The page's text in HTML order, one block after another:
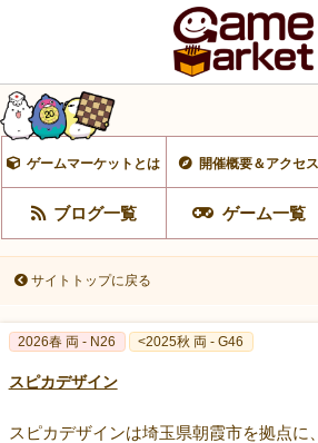
ゲームマーケットとは 開催概要＆アクセス
ブログ一覧 ゲーム一覧
サイトトップに戻る
2026春 両 - N26 <2025秋 両 - G46
スピカデザイン
スピカデザインは埼玉県朝霞市を拠点に